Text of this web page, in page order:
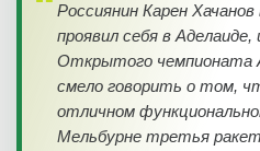
Россиянин Карен Хачанов
проявил себя в
Открытого чемпионата
смело говорить о том,
отличном
Мельбурне третья